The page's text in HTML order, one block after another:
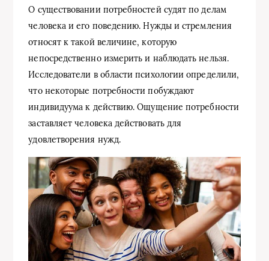
О существовании потребностей судят по делам
человека и его поведению. Нужды и стремления
относят к такой величине, которую
непосредственно измерить и наблюдать нельзя.
Исследователи в области психологии определили,
что некоторые потребности побуждают
индивидуума к действию. Ощущение потребности
заставляет человека действовать для
удовлетворения нужд.